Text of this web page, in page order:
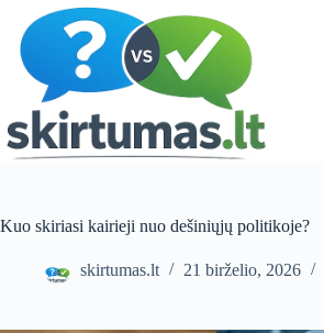
content
Kuo skiriasi kairieji nuo dešiniųjų politikoje?
skirtumas.lt 21 birželio, 2026